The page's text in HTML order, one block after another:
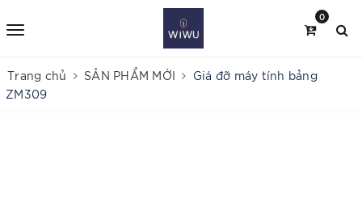
0
Trang chủ SẢN PHẨM MỚI
Giá đỡ máy tính bảng
ZM309